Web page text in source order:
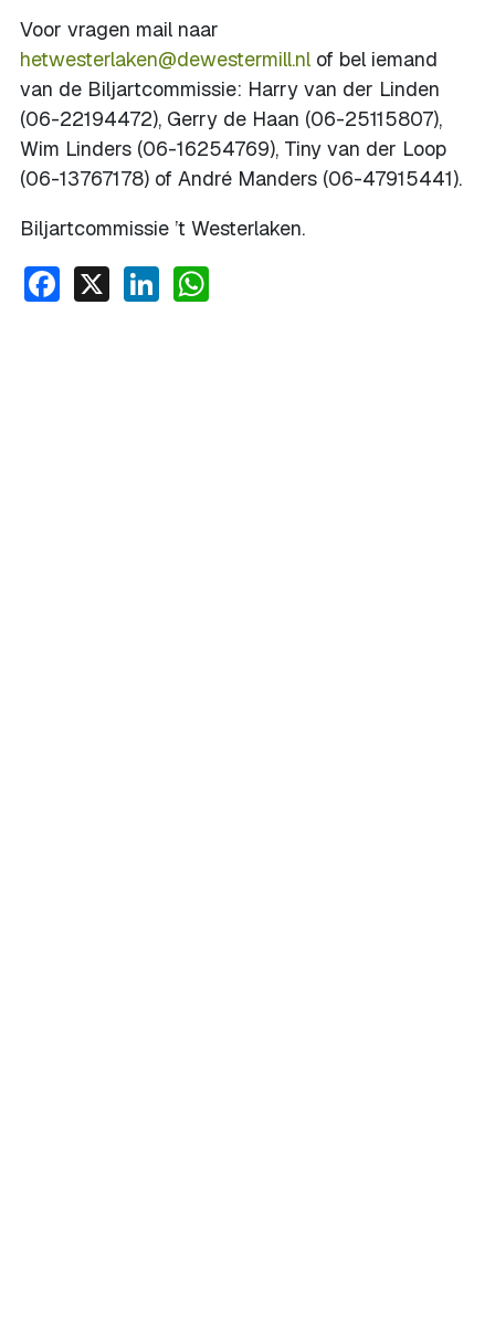
Voor vragen mail naar
hetwesterlaken@dewestermill.nl of bel iemand
van de Biljartcommissie: Harry van der Linden
(06-22194472), Gerry de Haan (06-25115807),
Wim Linders (06-16254769), Tiny van der Loop
(06-13767178) of André Manders (06-47915441).
Biljartcommissie ’t Westerlaken.
Facebook
X LinkedIn